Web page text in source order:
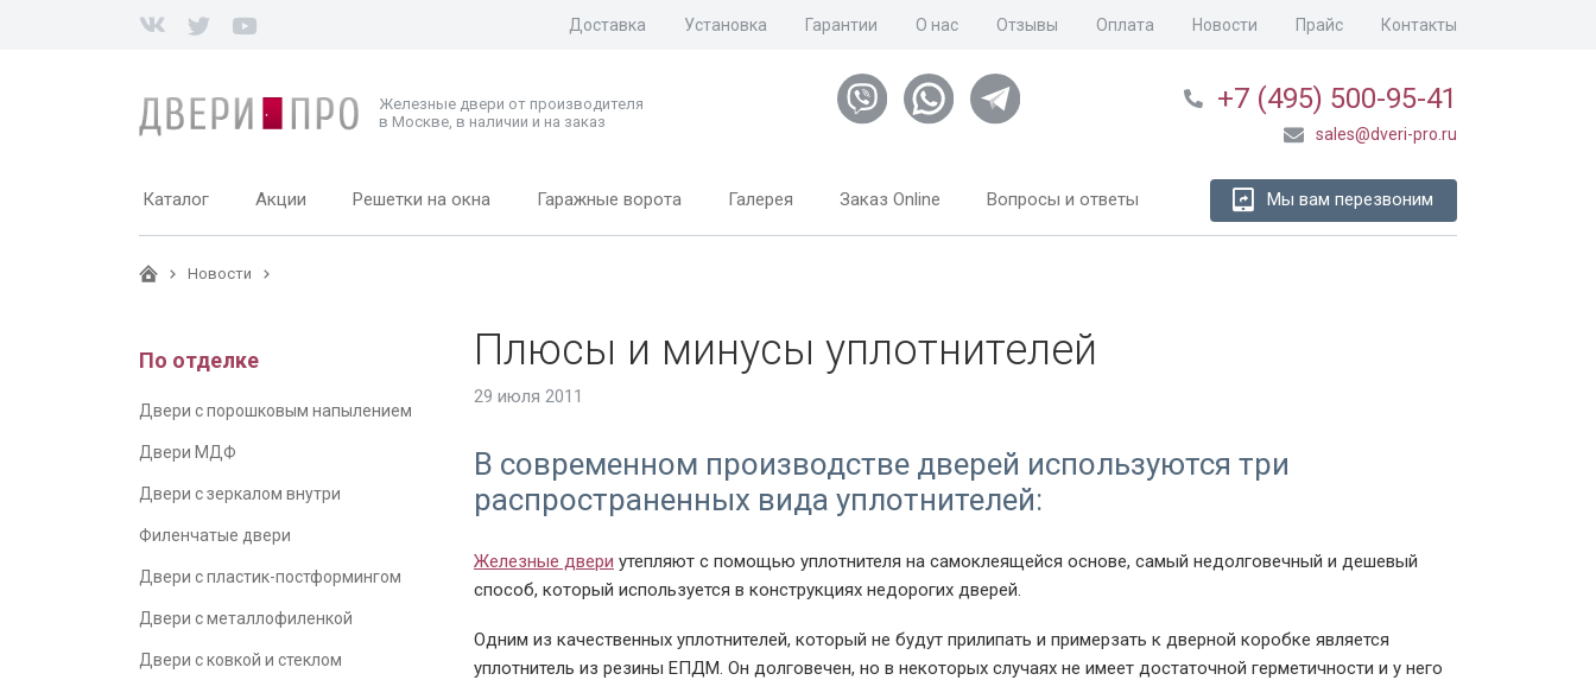
Доставка Установка Гарантии О нас Отзывы Оплата Новости Прайс Контакты
Железные двери от производителя
в Москве, в наличии и на заказ
+7 (495) 500-95-41
sales@dveri-pro.ru
Каталог Акции Решетки на окна Гаражные ворота Галерея Заказ Online Вопросы и ответы Мы вам перезвоним
Новости
По отделке
Двери с порошковым напылением
Двери МДФ
Двери с зеркалом внутри
Филенчатые двери
Двери с пластик-постформингом
Двери с металлофиленкой
Двери с ковкой и стеклом
Плюсы и минусы уплотнителей
29 июля 2011
В современном производстве дверей используются три
распространенных вида уплотнителей:
Железные двери утепляют с помощью уплотнителя на самоклеящейся основе, самый недолговечный и дешевый
способ, который используется в конструкциях недорогих дверей.
Одним из качественных уплотнителей, который не будут прилипать и примерзать к дверной коробке является
уплотнитель из резины ЕПДМ. Он долговечен, но в некоторых случаях не имеет достаточной герметичности и у него